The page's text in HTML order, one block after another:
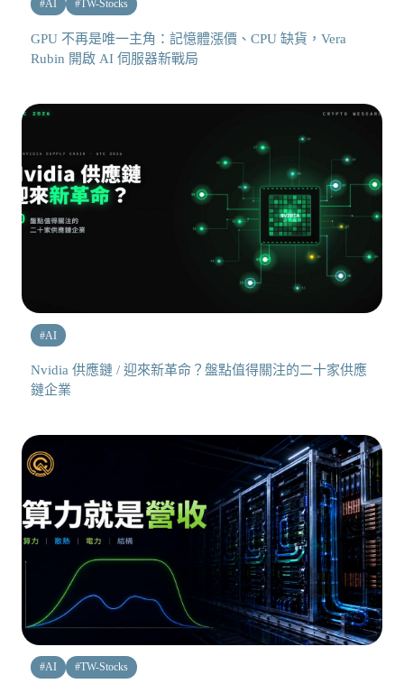
#AI #TW-Stocks
GPU 不再是唯一主角：記憶體漲價、CPU 缺貨，Vera
Rubin 開啟 AI 伺服器新戰局
#AI
Nvidia 供應鏈 / 迎來新革命？盤點值得關注的二十家供應
鏈企業
#AI #TW-Stocks